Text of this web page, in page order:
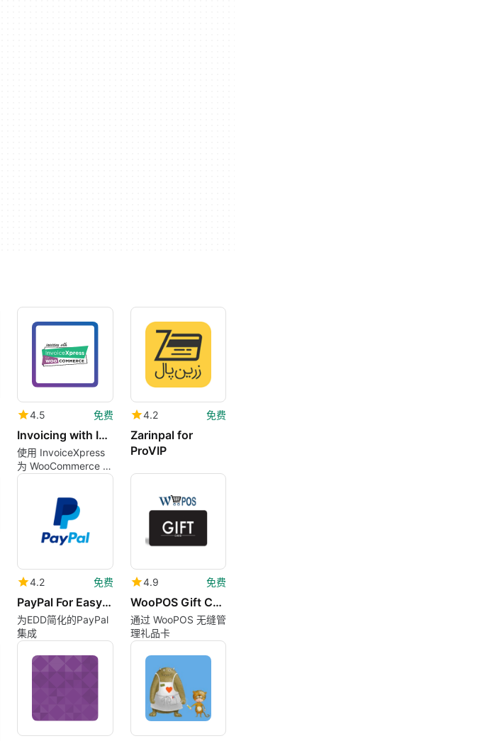
4.5 免费
Invoicing with InvoiceXpress for WooCommerce 8211 Free
使用 InvoiceXpress
为 WooCommerce 精
简发票处理
4.2 免费
Zarinpal for
ProVIP
4.2 免费
PayPal For Easy Digital Downloads EDD
为EDD简化的PayPal
集成
4.9 免费
WooPOS Gift Cards for WooCommerce
通过 WooPOS 无缝管
理礼品卡